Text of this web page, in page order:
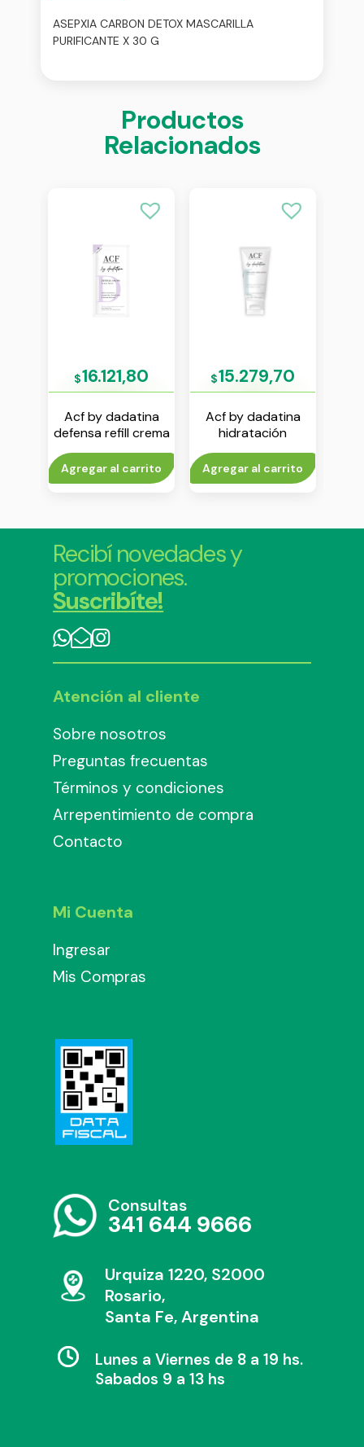
ASEPXIA CARBON DETOX MASCARILLA
PURIFICANTE X 30 G
Productos
Relacionados
$16.121,80
Acf by dadatina
defensa refill crema
x 45 g
Agregar al carrito
$15.279,70
Acf by dadatina
hidratación
mascara noche x
50 g
Agregar al carrito
Recibí novedades y
promociones.
Suscribíte!
Atención al cliente
Sobre nosotros
Preguntas frecuentas
Términos y condiciones
Arrepentimiento de compra
Contacto
Mi Cuenta
Ingresar
Mis Compras
Consultas
341 644 9666
Urquiza 1220, S2000
Rosario,
Santa Fe, Argentina
Lunes a Viernes de 8 a 19 hs.
Sabados 9 a 13 hs